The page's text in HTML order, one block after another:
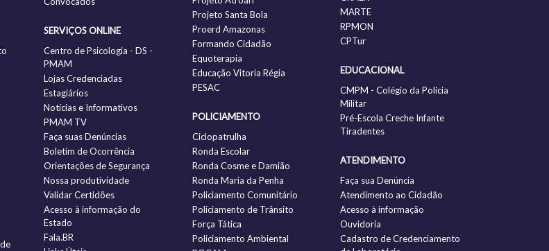
SERVIÇOS ONLINE
Centro de Psicologia - DS -
PMAM
Lojas Credenciadas
Estagiários
Notícias e Informativos
PMAM TV
Faça suas Denúncias
Boletim de Ocorrência
Orientações de Segurança
Nossa produtividade
Validar Certidões
Acesso à informação do
Estado
Fala.BR
Projeto Santa Bola
Proerd Amazonas
Formando Cidadão
Equoterapia
Educação Vitoria Régia
PESAC
POLICIAMENTO
Ciclopatrulha
Ronda Escolar
Ronda Cosme e Damião
Ronda Maria da Penha
Policiamento Comunitário
Policiamento de Trânsito
Força Tática
Policiamento Ambiental
MARTE
RPMON
CPTur
EDUCACIONAL
CMPM - Colégio da Policia
Militar
Pré-Escola Creche Infante
Tiradentes
ATENDIMENTO
Faça sua Denúncia
Atendimento ao Cidadão
Acesso à informação
Ouvidoria
Cadastro de Credenciamento